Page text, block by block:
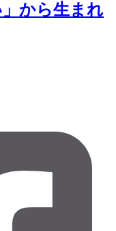
から生まれ